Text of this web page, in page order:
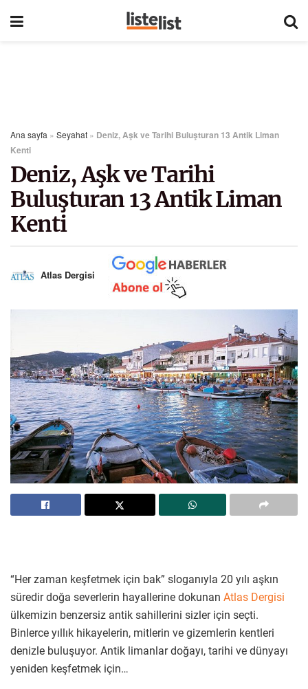
Ana sayfa » Seyahat » Deniz, Aşk ve Tarihi Buluşturan 13 Antik Liman
Kenti
Deniz, Aşk ve Tarihi
Buluşturan 13 Antik Liman
Kenti
Atlas Dergisi
“Her zaman keşfetmek için bak” sloganıyla 20 yılı aşkın
süredir doğa severlerin hayallerine dokunan Atlas Dergisi
ülkemizin benzersiz antik sahillerini sizler için seçti.
Binlerce yıllık hikayelerin, mitlerin ve gizemlerin kentleri
denizle buluşuyor. Antik limanlar doğayı, tarihi ve dünyayı
yeniden keşfetmek için…